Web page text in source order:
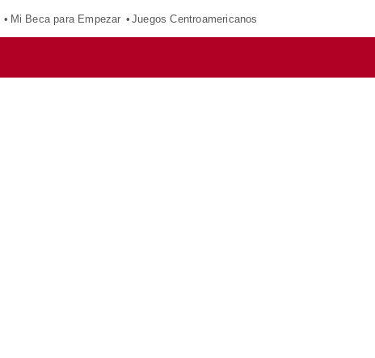
Mi Beca para Empezar Juegos Centroamericanos